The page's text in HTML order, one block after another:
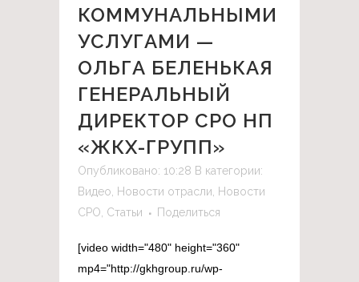
КОММУНАЛЬНЫМИ
УСЛУГАМИ —
ОЛЬГА БЕЛЕНЬКАЯ
ГЕНЕРАЛЬНЫЙ
ДИРЕКТОР СРО НП
«ЖКХ-ГРУПП»
Опубликовано: 10:28 В категории:
Видео, Новости отрасли, Новости
СРО, Статьи Поделиться
[video width="480" height="360"
mp4="http://gkhgroup.ru/wp-